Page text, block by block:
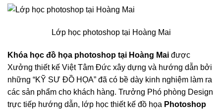
Lớp học photoshop tại Hoàng Mai
Khóa học đồ họa photoshop tại Hoàng Mai được
Xưởng thiết kế Việt Tâm Đức xây dựng và hướng dẫn bởi
những “KỸ SƯ ĐỒ HỌA” đã có bề dày kinh nghiệm làm ra
các sản phẩm cho khách hàng. Trưởng Phó phòng Design
trực tiếp hướng dẫn, lớp học thiết kế đồ họa Photoshop